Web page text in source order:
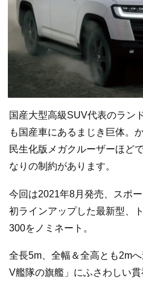
国産大型高級SUV代表のラン
も国産車にあるまじき巨体。
民生化版メガクルーザーほど
なりの制約があります。
今回は2021年8月発売、スポ
初ラインアップした最新型、
300をノミネート。
全長5m、全幅＆全高とも2m
V艦隊の旗艦」にふさわしい貫